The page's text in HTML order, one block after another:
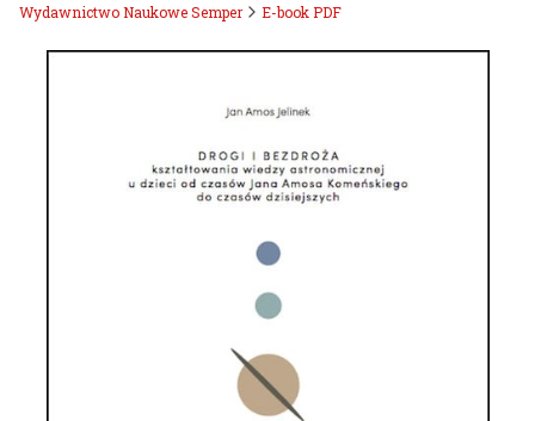
Wydawnictwo Naukowe Semper E-book PDF